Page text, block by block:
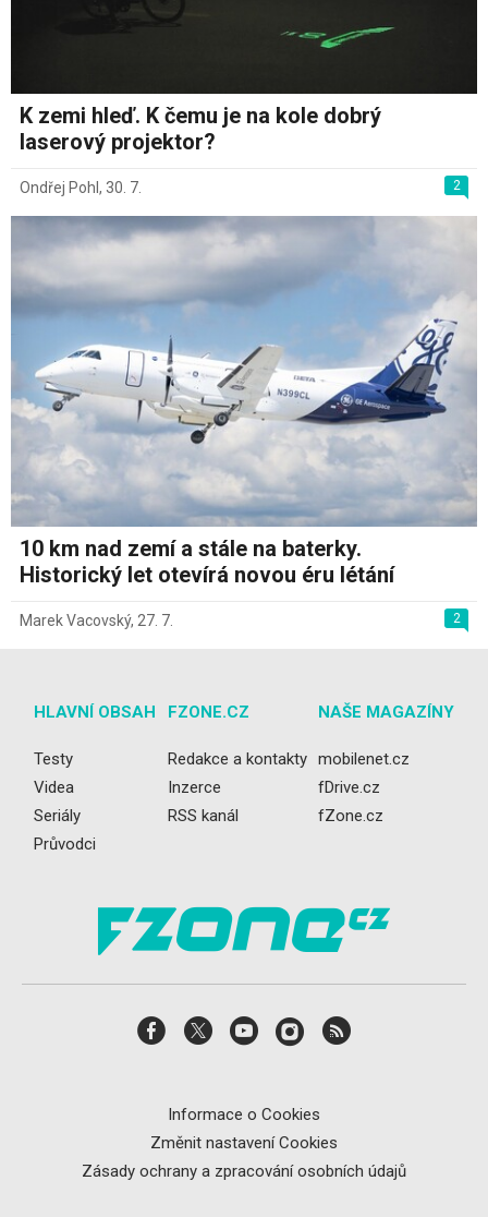
K zemi hleď. K čemu je na kole dobrý
laserový projektor?
2
Ondřej Pohl , 30. 7.
10 km nad zemí a stále na baterky.
Historický let otevírá novou éru létání
2
Marek Vacovský, 27. 7.
HLAVNÍ OBSAH
Testy
Videa
Seriály
Průvodci
FZONE.CZ
Redakce a kontakty
Inzerce
RSS kanál
NAŠE MAGAZÍNY
mobilenet.cz
fDrive.cz
fZone.cz
Informace o Cookies
Změnit nastavení Cookies
Zásady ochrany a zpracování osobních údajů